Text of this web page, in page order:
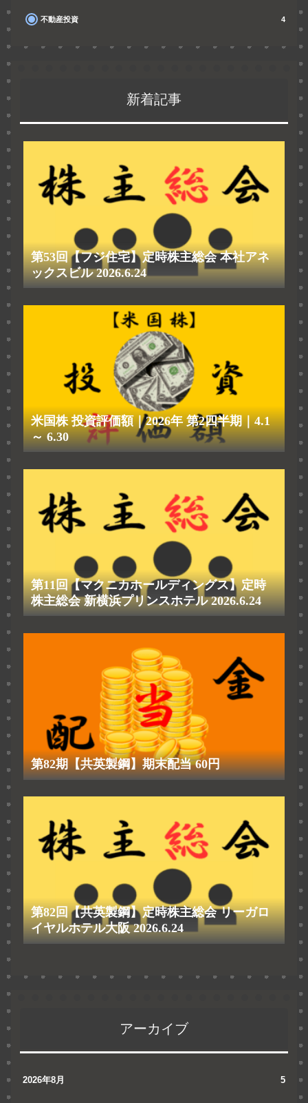
不動産投資 4
新着記事
第53回【フジ住宅】定時株主総会 本社アネ
ックスビル 2026.6.24
米国株 投資評価額｜2026年 第2四半期｜4.1
～ 6.30
第11回【マクニカホールディングス】定時
株主総会 新横浜プリンスホテル 2026.6.24
第82期【共英製鋼】期末配当 60円
第82回【共英製鋼】定時株主総会 リーガロ
イヤルホテル大阪 2026.6.24
アーカイブ
2026年8月 5